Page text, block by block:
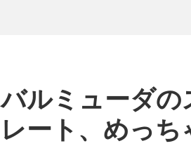
バルミューダ
レート、めっち